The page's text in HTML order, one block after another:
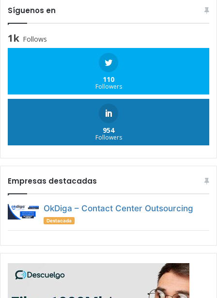
Síguenos en
1k Follows
110
Followers
954
Followers
Empresas destacadas
OkDiga – Contact Center Outsourcing
Destacada